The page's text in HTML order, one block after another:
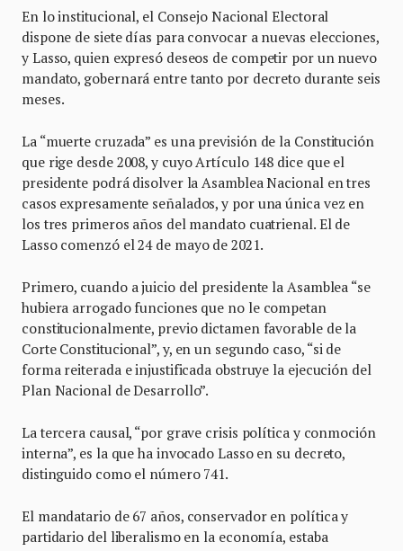
En lo institucional, el Consejo Nacional Electoral
dispone de siete días para convocar a nuevas elecciones,
y Lasso, quien expresó deseos de competir por un nuevo
mandato, gobernará entre tanto por decreto durante seis
meses.
La “muerte cruzada” es una previsión de la Constitución
que rige desde 2008, y cuyo Artículo 148 dice que el
presidente podrá disolver la Asamblea Nacional en tres
casos expresamente señalados, y por una única vez en
los tres primeros años del mandato cuatrienal. El de
Lasso comenzó el 24 de mayo de 2021.
Primero, cuando a juicio del presidente la Asamblea “se
hubiera arrogado funciones que no le competan
constitucionalmente, previo dictamen favorable de la
Corte Constitucional”, y, en un segundo caso, “si de
forma reiterada e injustificada obstruye la ejecución del
Plan Nacional de Desarrollo”.
La tercera causal, “por grave crisis política y conmoción
interna”, es la que ha invocado Lasso en su decreto,
distinguido como el número 741.
El mandatario de 67 años, conservador en política y
partidario del liberalismo en la economía, estaba